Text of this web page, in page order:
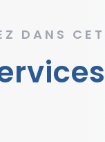
DANS